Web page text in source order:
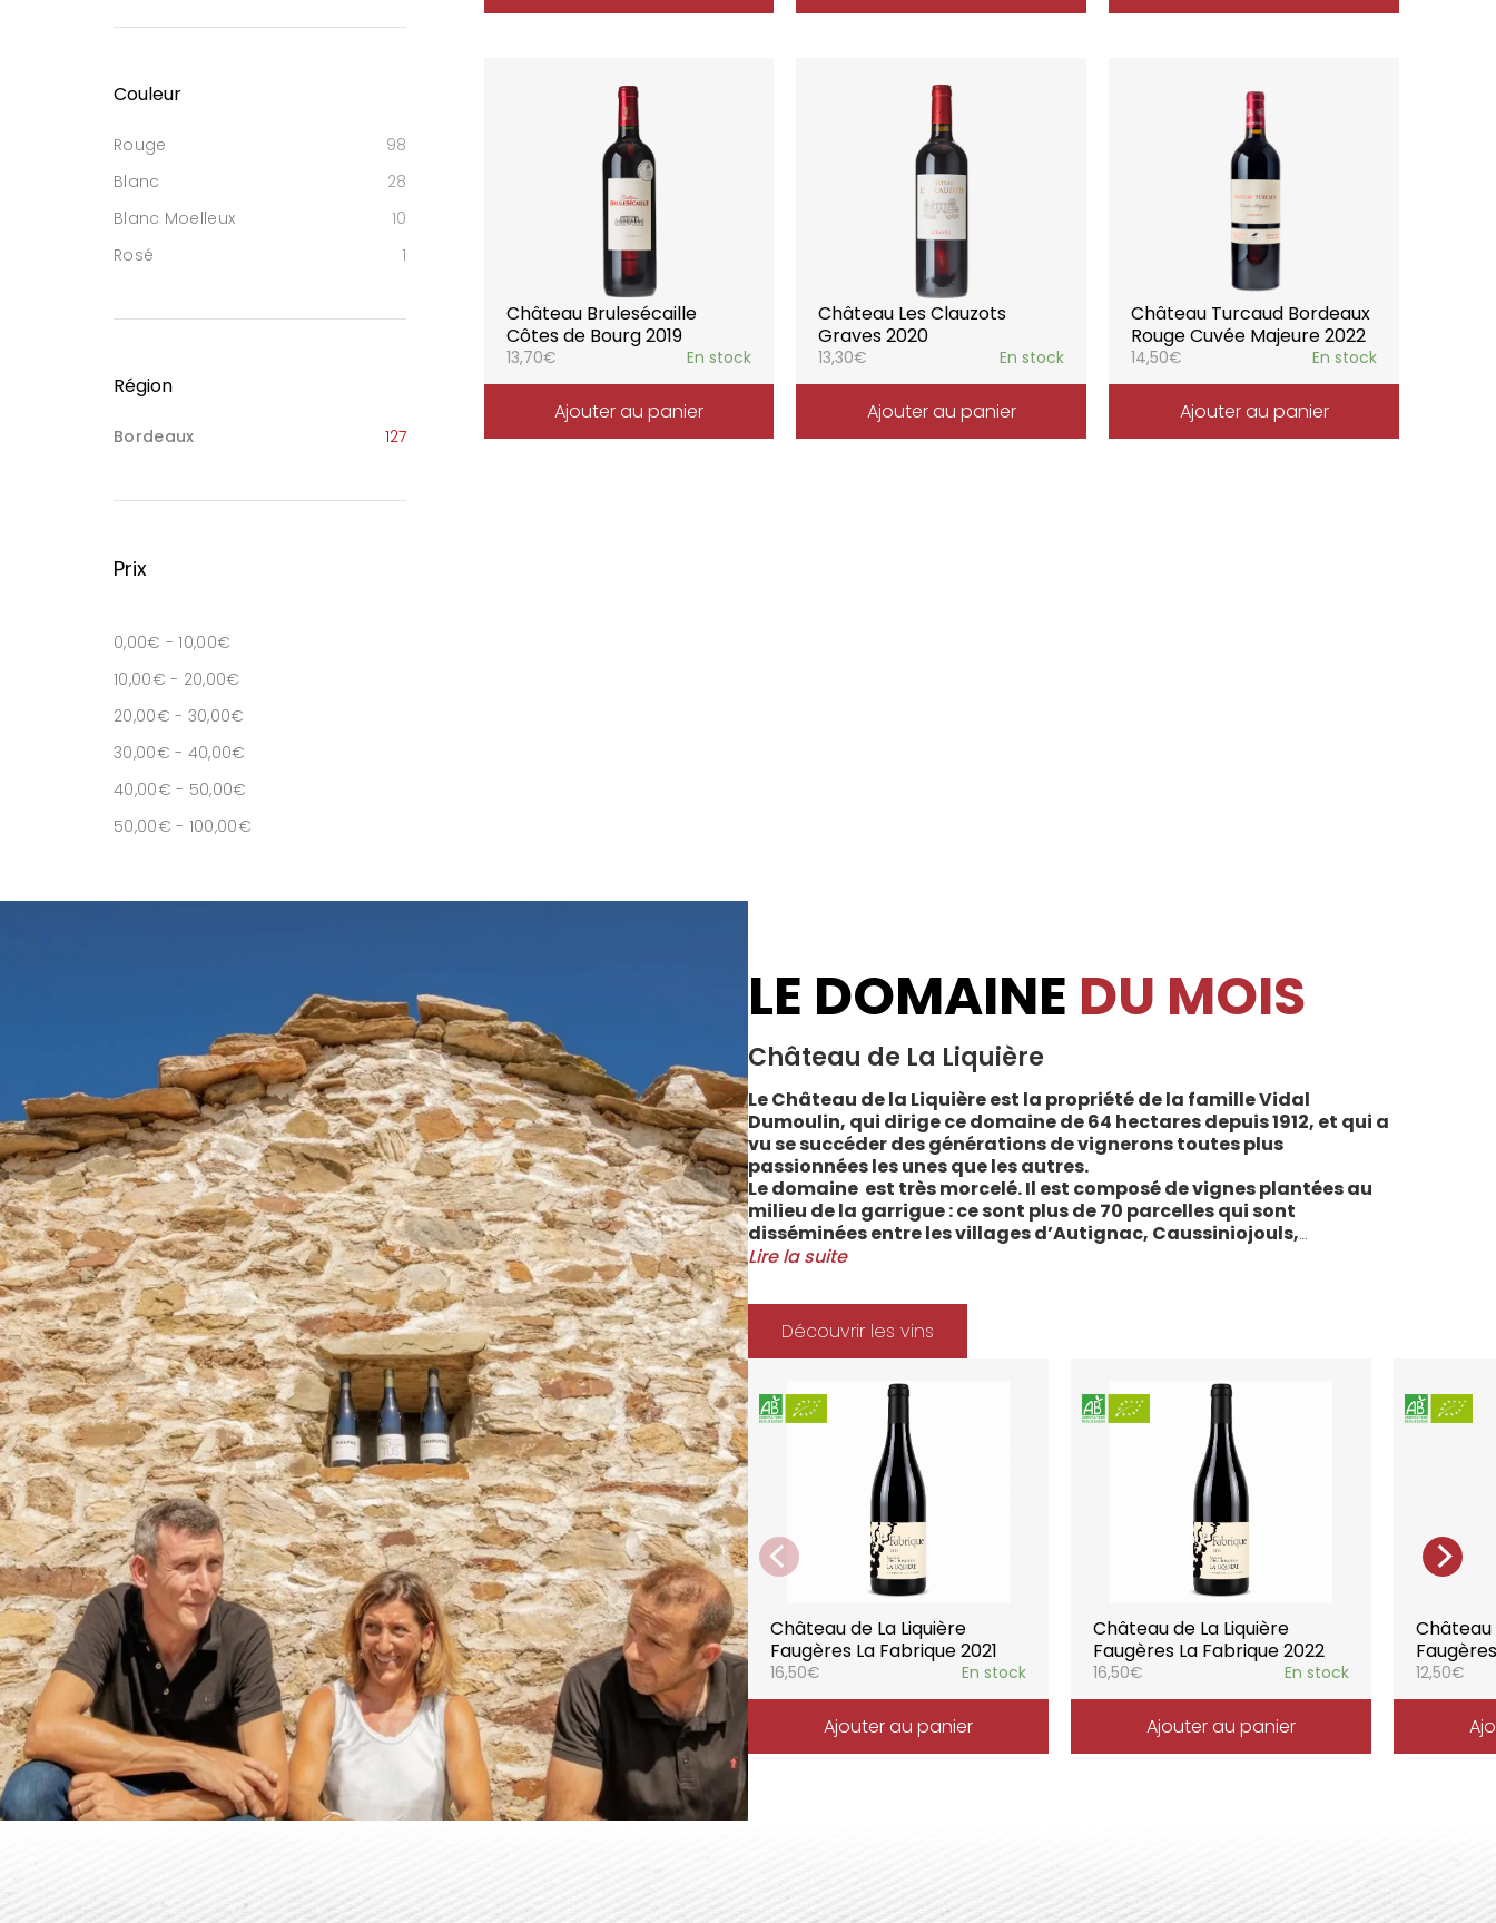
Château Brulesécaille
Côtes de Bourg 2019
13,70€ En stock
Ajouter au panier
Château Les Clauzots
Graves 2020
13,30€ En stock
Ajouter au panier
Château Turcaud Bordeaux
Rouge Cuvée Majeure 2022
14,50€ En stock
Ajouter au panier
Couleur
Rouge
98
Blanc
28
Blanc Moelleux
10
Rosé
1
Région
Bordeaux 127
Prix
0,00€ -10,00€
10,00€ - 20,00€
20,00€ - 30,00€
30,00€ - 40,00€
40,00€ - 50,00€
50,00€ - 100,00€
LE DOMAINE DU MOIS
Château de La Liquière
Le Château de la Liquière est la propriété de la famille Vidal
Dumoulin, qui dirige ce domaine de 64 hectares depuis 1912, et qui a
vu se succéder des générations de vignerons toutes plus
passionnées les unes que les autres.
Le domaine est très morcelé. Il est composé de vignes plantées au
milieu de la garrigue : ce sont plus de 70 parcelles qui sont
disséminées entre les villages d’Autignac, Caussiniojouls,
Cabrerolles et Faugères, au nord de l’aire de l’Appellation. La grande
Méditerranée.
Le vignoble du Château de la Liquière est agriculture biologique
depuis 2008 et 2012 marque le premier millésime certifié du domaine.
Les soins apportés y sont conformes : pratiques respectueuses de
l’environnement et de la vigne, vendanges manuelles, vinifications
soignées et strictement suivies.
La gamme des vins du Château de la Liquière est adaptée à chaque
style de consommation, à chaque moment de la vie, elle reflète
parfaitement la pureté de l’expression du terroir.
Lire la suite
Découvrir les vins
Château de La Liquière
Faugères La Fabrique 2021
16,50€ En stock
Ajouter au panier
Château de La Liquière
Faugères La Fabrique 2022
16,50€ En stock
Ajouter au panier
Château
12,50€